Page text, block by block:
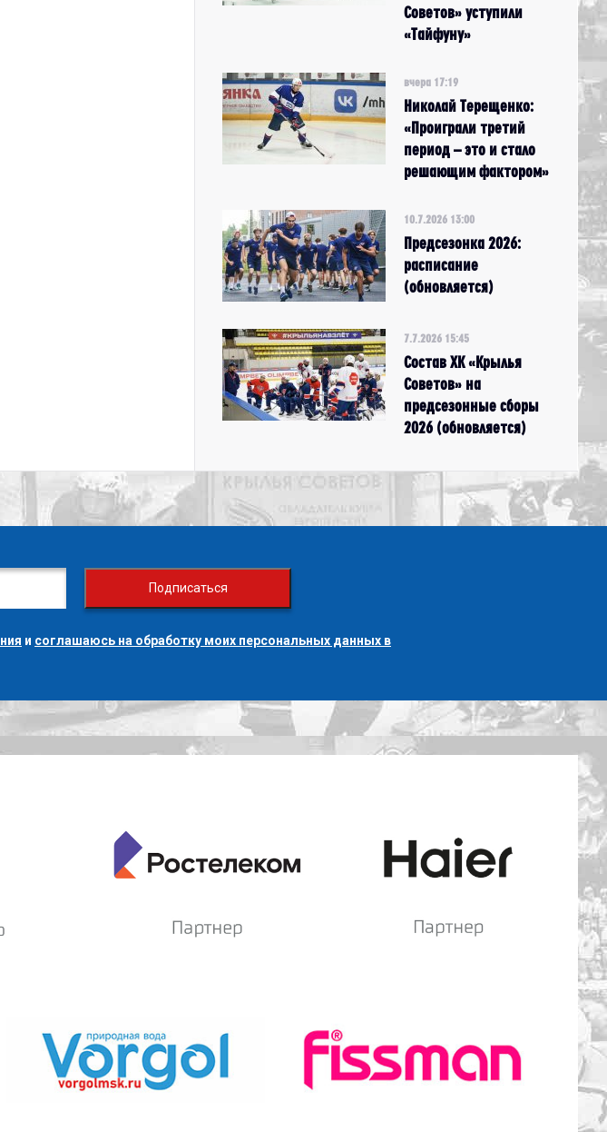
Советов» уступили
«Тайфуну»
вчера 17:19
Николай Терещенко:
«Проиграли третий
период – это и стало
решающим фактором»
10.7.2026 13:00
Предсезонка 2026:
расписание
(обновляется)
7.7.2026 15:45
Состав ХК «Крылья
Советов» на
предсезонные сборы
2026 (обновляется)
Подписаться
и соглашаюсь на обработку моих персональных данных в